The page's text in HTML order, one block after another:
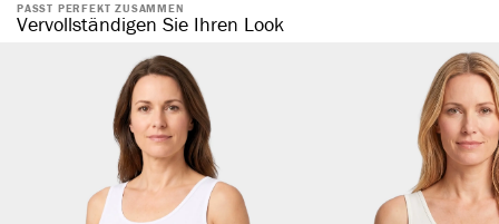
optimaler Schutz für besonders empfindliche Körperregionen
zertifizierten Angorafasern (caregora zertifiziert)
natürliche Schurwolle
angenehmer Tragekomfort
beste wärmende Eigenschaften
hohe Formbeständigkeit
PASST PERFEKT ZUSAMMEN
Vervollständigen Sie Ihren Look